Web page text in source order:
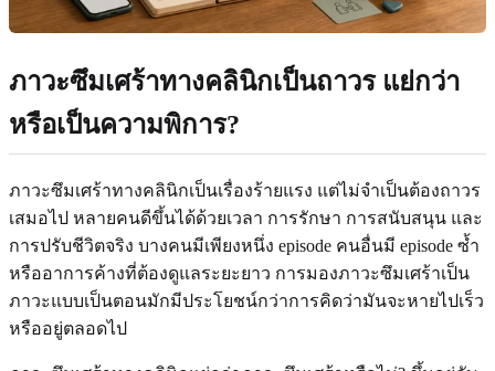
ภาวะซึมเศร้าทางคลินิกเป็นถาวร แย่กว่า
หรือเป็นความพิการ?
ภาวะซึมเศร้าทางคลินิกเป็นเรื่องร้ายแรง แต่ไม่จำเป็นต้องถาวร
เสมอไป หลายคนดีขึ้นได้ด้วยเวลา การรักษา การสนับสนุน และ
การปรับชีวิตจริง บางคนมีเพียงหนึ่ง episode คนอื่นมี episode ซ้ำ
หรืออาการค้างที่ต้องดูแลระยะยาว การมองภาวะซึมเศร้าเป็น
ภาวะแบบเป็นตอนมักมีประโยชน์กว่าการคิดว่ามันจะหายไปเร็ว
หรืออยู่ตลอดไป